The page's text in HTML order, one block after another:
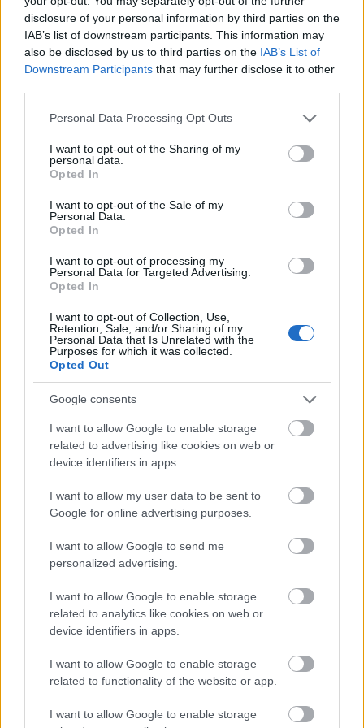
disclosure of your personal information by third parties on the
IAB’s list of downstream participants. This information may
also be disclosed by us to third parties on the IAB’s List of
Downstream Participants that may further disclose it to other
Please note that this website/app uses one or more Google
not limited to your visit or usage behaviour. You may click to
grant or deny consent to Google and its third-party tags to
use your data for below specified purposes in below Google
consent section.
Personal Data Processing Opt Outs
I want to opt-out of the Sharing of my
personal data.
Opted In
I want to opt-out of the Sale of my
Personal Data.
Opted In
I want to opt-out of processing my
Personal Data for Targeted Advertising.
Opted In
I want to opt-out of Collection, Use,
Retention, Sale, and/or Sharing of my
Personal Data that Is Unrelated with the
Purposes for which it was collected.
Opted Out
Google consents
I want to allow Google to enable storage
related to advertising like cookies on web or
device identifiers in apps.
I want to allow my user data to be sent to
Google for online advertising purposes.
I want to allow Google to send me
personalized advertising.
I want to allow Google to enable storage
related to analytics like cookies on web or
device identifiers in apps.
I want to allow Google to enable storage
related to functionality of the website or app.
I want to allow Google to enable storage
εντοπίζεται έγκαιρα, είναι ιάσιμος σε ποσοστό
που ξεπερνά το 95%. Αυτή είναι η αξία της
πρόληψης. Δεν κερδίζεις μόνο χρόνια ζωής•
κερδίζεις και ποιότητα ζωής».
«Επίσης, δρομολογούμε πρόγραμμα για την
έγκαιρη ανίχνευση της υπέρτασης. Υπολογίζουμε
ότι στη χώρα μας υπάρχουν πάνω από 500.000
γνωρίζουν. Το επόμενο διάστημα θα υπάρξουν